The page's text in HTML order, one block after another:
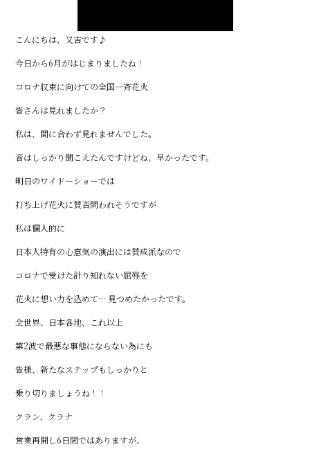
こんにちは、又吉です♪
今日から6月がはじまりましたね！
コロナ収束に向けての全国一斉花火
皆さんは見れましたか？
私は、間に合わず見れませんでした。
音はしっかり聞こえたんですけどね、早かったです。
明日のワイドーショーでは
打ち上げ花火に賛否問われそうですが
私は個人的に
日本人特有の心意気の演出には賛成派なので
コロナで受けた計り知れない屈辱を
花火に想い力を込めて… 見つめたかったです。
全世界、日本各地、これ以上
第2波で最悪な事態にならない為にも
皆様、新たなステップもしっかりと
乗り切りましょうね！！
クラン、クラナ
営業再開し6日間ではありますが、